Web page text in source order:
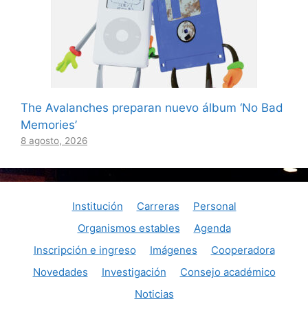
The Avalanches preparan nuevo álbum ‘No Bad
Memories’
8 agosto, 2026
Institución Carreras
Personal
Organismos estables
Agenda
Inscripción e ingreso
Imágenes
Cooperadora
Novedades
Investigación
Consejo académico
Noticias